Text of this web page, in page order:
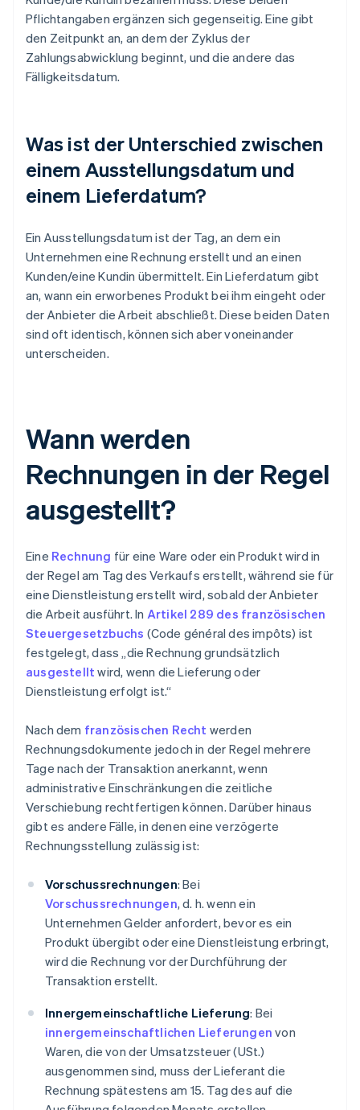
Pflichtangaben ergänzen sich gegenseitig. Eine gibt
den Zeitpunkt an, an dem der Zyklus der
Zahlungsabwicklung beginnt, und die andere das
Fälligkeitsdatum.
Was ist der Unterschied zwischen
einem Ausstellungsdatum und
einem Lieferdatum?
Ein Ausstellungsdatum ist der Tag, an dem ein
Unternehmen eine Rechnung erstellt und an einen
Kunden/eine Kundin übermittelt. Ein Lieferdatum gibt
an, wann ein erworbenes Produkt bei ihm eingeht oder
der Anbieter die Arbeit abschließt. Diese beiden Daten
sind oft identisch, können sich aber voneinander
unterscheiden.
Wann werden
Rechnungen in der Regel
ausgestellt?
Eine Rechnung für eine Ware oder ein Produkt wird in
der Regel am Tag des Verkaufs erstellt, während sie für
eine Dienstleistung erstellt wird, sobald der Anbieter
die Arbeit ausführt. In Artikel 289 des französischen
Steuergesetzbuchs (Code général des impôts) ist
festgelegt, dass „die Rechnung grundsätzlich
ausgestellt wird, wenn die Lieferung oder
Dienstleistung erfolgt ist.“
Nach dem französischen Recht werden
Rechnungsdokumente jedoch in der Regel mehrere
Tage nach der Transaktion anerkannt, wenn
administrative Einschränkungen die zeitliche
Verschiebung rechtfertigen können. Darüber hinaus
gibt es andere Fälle, in denen eine verzögerte
Rechnungsstellung zulässig ist:
Vorschussrechnungen: Bei
Vorschussrechnungen, d. h. wenn ein
Unternehmen Gelder anfordert, bevor es ein
Produkt übergibt oder eine Dienstleistung erbringt,
wird die Rechnung vor der Durchführung der
Transaktion erstellt.
Innergemeinschaftliche Lieferung: Bei
innergemeinschaftlichen Lieferungen von
Waren, die von der Umsatzsteuer (USt.)
ausgenommen sind, muss der Lieferant die
Rechnung spätestens am 15. Tag des auf die